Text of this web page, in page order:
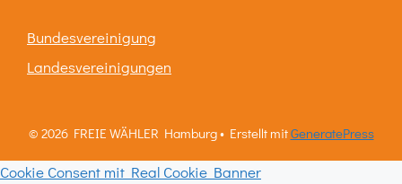
Bundesvereinigung
Landesvereinigungen
© 2026 FREIE WÄHLER Hamburg• Erstellt mitGeneratePress
Cookie Consent mit Real Cookie Banner